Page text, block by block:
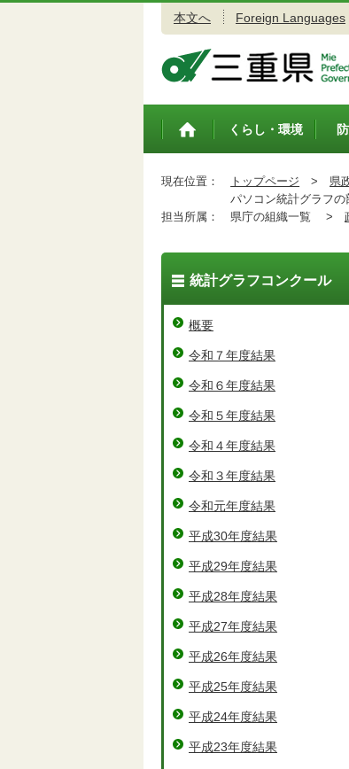
本文へ Foreign Languages
トップペ
くらし・環境
現在位置： トップページ > 県
パソコン統計グラフ
担当所属：
県庁の組織一覧 >
統計グラフコンクール
概要
令和７年度結果
令和６年度結果
令和５年度結果
令和４年度結果
令和３年度結果
令和元年度結果
平成30年度結果
平成29年度結果
平成28年度結果
平成27年度結果
平成26年度結果
平成25年度結果
平成24年度結果
平成23年度結果